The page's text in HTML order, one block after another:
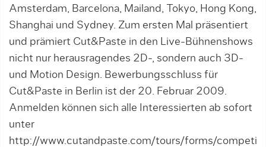
Amsterdam, Barcelona, Mailand, Tokyo, Hong Kong,
Shanghai und Sydney. Zum ersten Mal präsentiert
und prämiert Cut&Paste in den Live-Bühnenshows
nicht nur herausragendes 2D-, sondern auch 3D-
und Motion Design. Bewerbungsschluss für
Cut&Paste in Berlin ist der 20. Februar 2009.
Anmelden können sich alle Interessierten ab sofort
unter
http://www.cutandpaste.com/tours/forms/competi